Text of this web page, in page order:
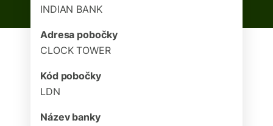
INDIAN BANK
Adresa pobočky
CLOCK TOWER
Kód pobočky
LDN
Název banky